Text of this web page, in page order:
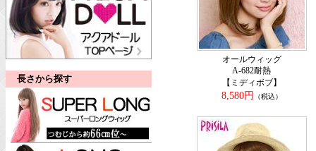
長さから探す
オールウィッグ
A-682耐熱
【ミディボブ】
8,580円
（税込）